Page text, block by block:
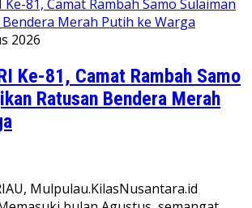
2026
Ke-81, Camat Rambah Samo
Ratusan Bendera Merah
Mulpulau.KilasNusantara.id